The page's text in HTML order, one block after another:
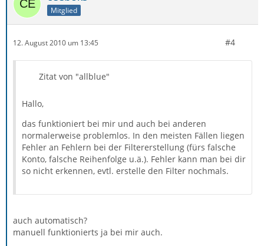
Mitglied
12. August 2010 um 13:45 #4
Zitat von "allblue"
Hallo,
das funktioniert bei mir und auch bei anderen
normalerweise problemlos. In den meisten Fällen liegen
Fehler an Fehlern bei der Filtererstellung (fürs falsche
Konto, falsche Reihenfolge u.ä.). Fehler kann man bei dir
so nicht erkennen, evtl. erstelle den Filter nochmals.
auch automatisch?
manuell funktionierts ja bei mir auch.